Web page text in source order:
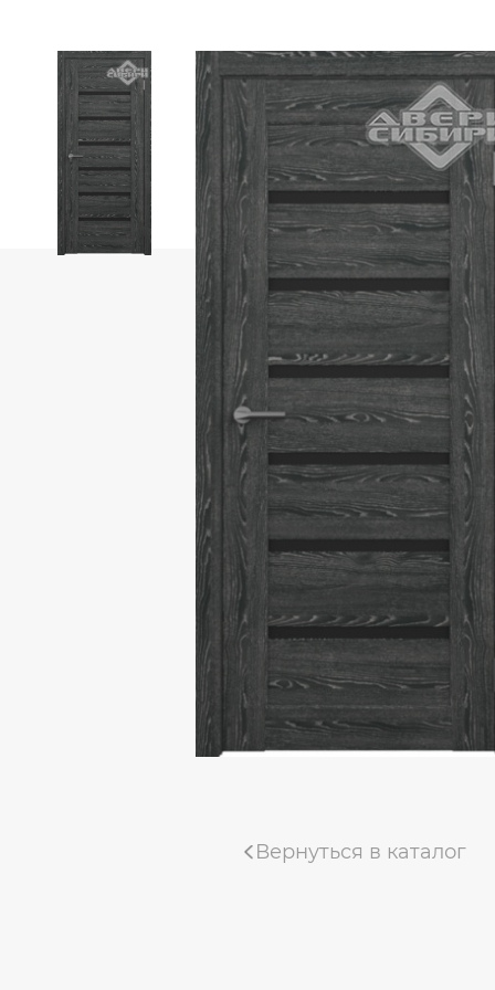
Фабрика «АЛТА»
Фабрика OPTIMA PORTE
Коллекция Парма
Коллекция Неаполь
Коллекция Турин
Коллекция Сицилия
Коллекция Тоскана
Фабрика «ЛайнДор»
Фабрика «Леском»
Фабрика «Дубрава-Сибирь»
Фабрика «Uberture»
Коллекция «Катунь»
Uberture коллекция «TAMBURAT Light»
Коллекция «Деканто Light»
Коллекция «Тамбурат Лофт»
Коллекция «Мадрид»
Коллекция «Деканто»
Uberture коллекция «TAMBURAT»
Коллекция "Мегаполис Эко-вуд"
Вернуться в каталог